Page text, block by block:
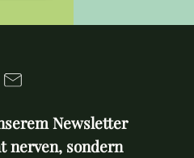
Newsletter
nerven, sondern